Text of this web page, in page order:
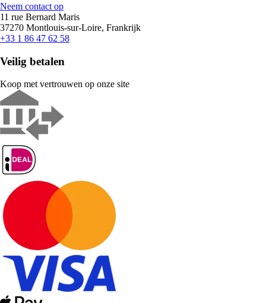
Neem contact op
11 rue Bernard Maris
37270 Montlouis-sur-Loire, Frankrijk
+33 1 86 47 62 58
Veilig betalen
Koop met vertrouwen op onze site